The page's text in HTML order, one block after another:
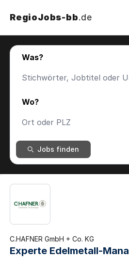
RegioJobs-bb.de
Was?
Wo?
Jobs finden
C.HAFNER GmbH + Co. KG
Experte Edelmetall-